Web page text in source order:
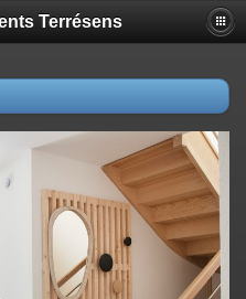
Terrésens